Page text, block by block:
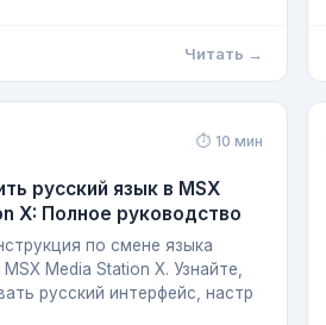
Читать →
⏱ 10 мин
русский язык в MSX
X: Полное руководство
по смене языка
Media Station X. Узнайте,
русский интерфейс, настр